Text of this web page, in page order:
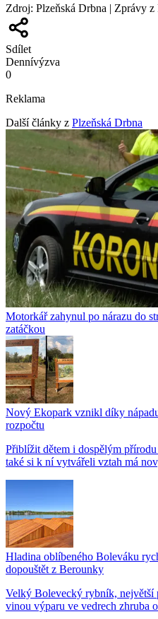
Zdroj: Plzeňská Drbna | Zprávy z
Sdílet
Dennívýzva
0
Reklama
Další články z Plzeňská Drbna
Motorkář zahynul po nárazu do
zatáčkou
Nový Ekopark vznikl díky
rozpočtu
Přiblížit dětem i dospělým
také si k ní vytvářeli vztah má
Hladina oblíbeného Boleváku
dopouštět z Berounky
Velký Bolevecký rybník, největší
vinou výparu ve vedrech zhruba